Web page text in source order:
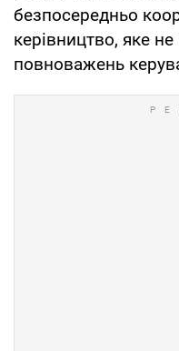
безпосередньо
керівництво, яке
повноважень